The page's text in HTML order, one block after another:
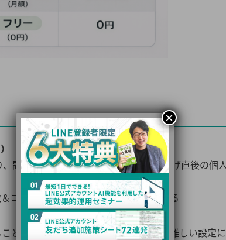
副業スタート、フリーランス、立ち上げ直後の個
＆コミュニケーションの継続を習慣化する
とから始めましょう。この段階では、難しい設定
×